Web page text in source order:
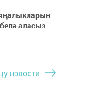
аласыз
новости